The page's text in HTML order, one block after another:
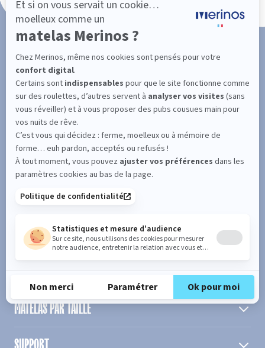
SUIVEZ L'ACTUALITÉ DE MERINOS !
Entrez votre adresse email
acceptez de recevoir notre Newsletter incluant des informations
concernant les offres, services, produits ou évènements de Bultex
conformément à
notre politique de protection des données personnelles
PRODUIT
MATELAS PAR TAILLE